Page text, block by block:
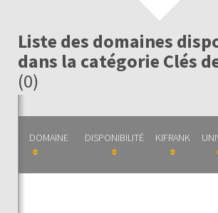
Liste des domaines
dans la catégorie Clés
(0)
DOMAINE DISPONIBILITÉ KIFRANK